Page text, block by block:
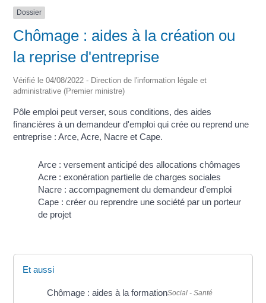
Dossier
Chômage : aides à la création ou
la reprise d'entreprise
Vérifié le 04/08/2022 - Direction de l'information légale et
administrative (Premier ministre)
Pôle emploi peut verser, sous conditions, des aides
financières à un demandeur d'emploi qui crée ou reprend une
entreprise : Arce, Acre, Nacre et Cape.
Arce : versement anticipé des allocations chômages
Acre : exonération partielle de charges sociales
Nacre : accompagnement du demandeur d'emploi
Cape : créer ou reprendre une société par un porteur
de projet
Et aussi
Chômage : aides à la formationSocial - Santé